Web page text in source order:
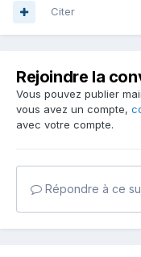
Citer
Rejoindre la
Vous pouvez publier
vous avez un compte,
avec votre compte.
Répondre à ce